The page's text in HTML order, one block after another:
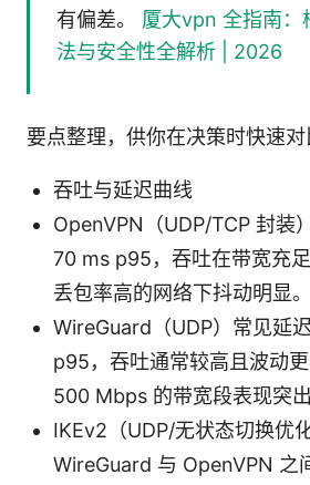
有偏差。 厦大vpn 全指南：
法与安全性全解析 | 2026
要点整理，供你在决策时快速对
吞吐与延迟曲线
OpenVPN（UDP/TCP 封装
70 ms p95，吞吐在带宽充
丢包率高的网络下抖动明显。
WireGuard（UDP）常见延
p95，吞吐通常较高且波动
500 Mbps 的带宽段表现突出
IKEv2（UDP/无状态切换优
WireGuard 与 OpenVPN 之